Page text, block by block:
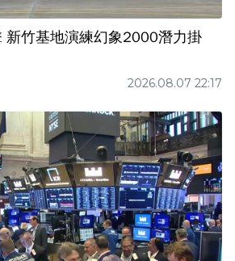
新竹基地演練幻象2000潛力掛
2026.08.07 22:17